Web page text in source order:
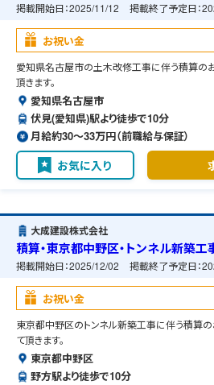
掲載開始日：2025/11/12 掲載終了予定日：
お祝い金
愛知県名古屋市の土木改修工事に伴う積算の
頂きます。
愛知県名古屋市
伏見(愛知県)駅より徒歩で10分
月給約30〜33万円（前職給与保証）
お気に入り
大成建設株式会社
積算・東京都中野区・トンネル新築工
掲載開始日：2025/12/02 掲載終了予定日：
お祝い金
東京都中野区のトンネル新築工事に伴う積算
て頂きます。
東京都中野区
野方駅より徒歩で10分